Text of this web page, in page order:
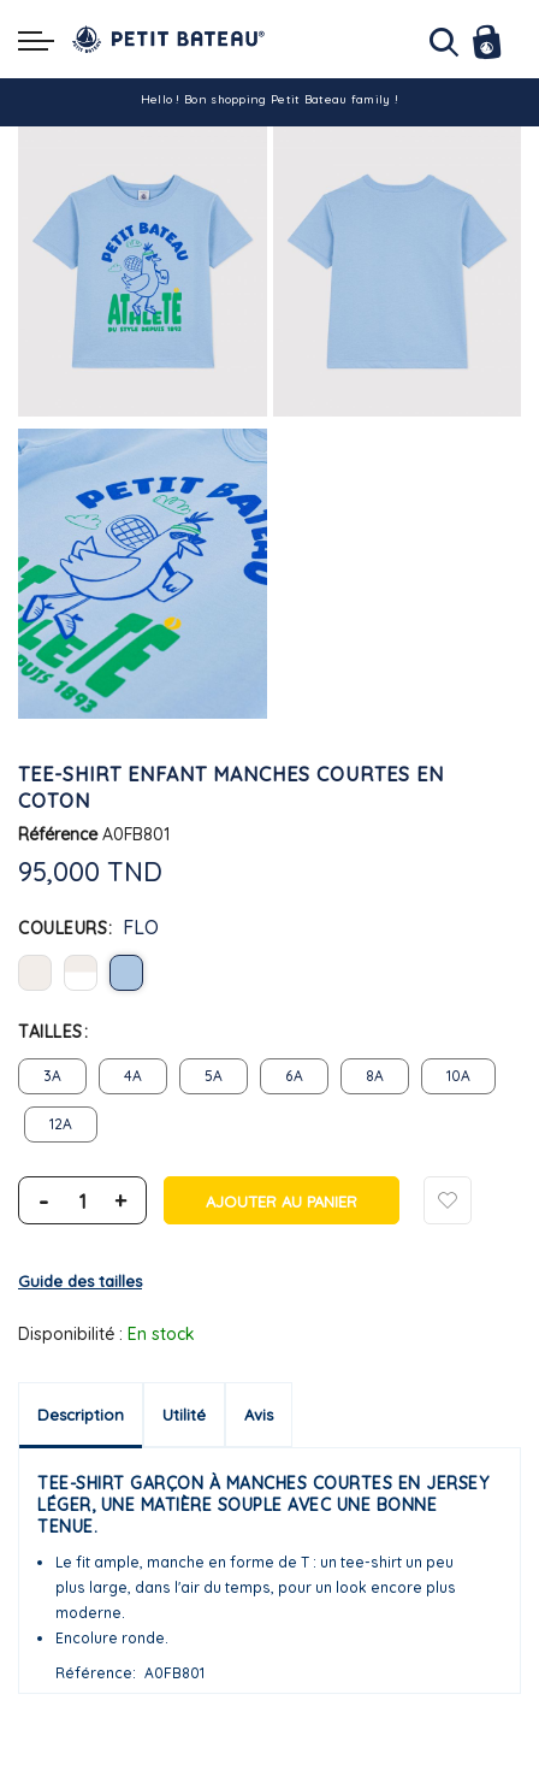
Hello ! Bon shopping Petit Bateau family !
La livraison est assurée partout en Tunisie !
-10% pour tout paiement par carte bancaire (hors promo)
TEE-SHIRT ENFANT MANCHES COURTES EN
COTON
Référence A0FB801
95,000 TND
COULEURS FLO
TAILLES
3A 4A 5A 6A 8A 10A
12A
- + AJOUTER AU PANIER
Guide des tailles
Disponibilité : En stock
Description Utilité Avis
TEE-SHIRT GARÇON À MANCHES COURTES EN JERSEY
LÉGER, UNE MATIÈRE SOUPLE AVEC UNE BONNE
TENUE.
Le fit ample, manche en forme de T : un tee-shirt un peu
plus large, dans l'air du temps, pour un look encore plus
moderne.
Encolure ronde.
Référence
A0FB801